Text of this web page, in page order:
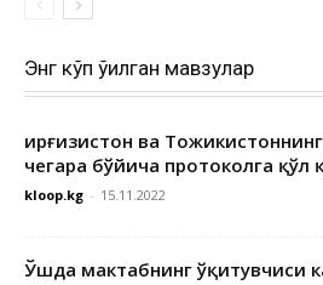
Энг кўп ўқилган мавзулар
Қирғизистон ва
чегара бўйича протоколга қўл
kloop.kg - 15.11.2022
Ўшда мактабнинг ўқитувчиси